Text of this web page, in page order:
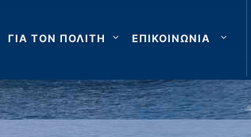
ΓΙΑ ΤΟΝ ΠΟΛΙΤΗ ΕΠΙΚΟΙΝΩΝΙΑ